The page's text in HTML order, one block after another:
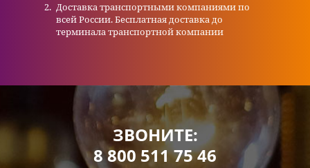
Доставка транспортными компаниями по
всей России. Бесплатная доставка до
терминала транспортной компании
ЗВОНИТЕ:
8 800 511 75 46